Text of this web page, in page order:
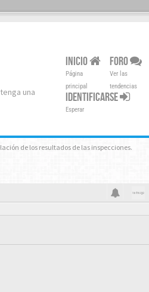
una
INICIO
Página
principal
FORO
Ver las
tendencias
IDENTIFICARSE
Esperar
de los resultados de las inspecciones.